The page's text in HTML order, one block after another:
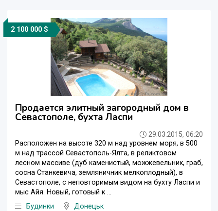
2 100 000 $
Продается элитный загородный дом в
Севастополе, бухта Ласпи
29.03.2015, 06:20
Расположен на высоте 320 м над уровнем моря, в 500
м над трассой Севастополь-Ялта, в реликтовом
лесном массиве (дуб каменистый, можжевельник, граб,
сосна Станкевича, земляничник мелкоплодный), в
Севастополе, с неповторимым видом на бухту Ласпи и
мыс Айя. Новый, готовый к ...
Будинки
Донецьк